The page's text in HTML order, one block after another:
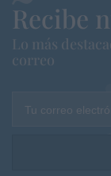
Recibe
Lo más
correo
Tu correo